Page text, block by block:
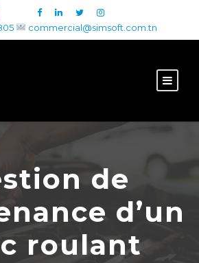
commercial@simsoft.com.tn
de
d’un
roulant